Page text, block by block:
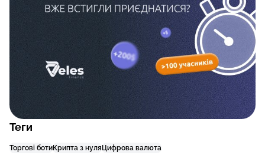
Теги
Торгові ботиКрипта з нуляЦифрова валюта